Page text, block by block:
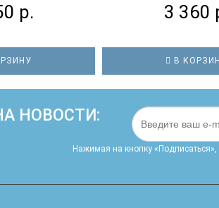
р. 3 360
В
НОВОСТИ:
Нажимая на кнопку